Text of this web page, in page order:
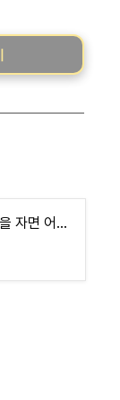
뉴스이슈/ 자율주행 중 "잠을 자면 어떤 일이 생기는지 실험"/ 교통사고